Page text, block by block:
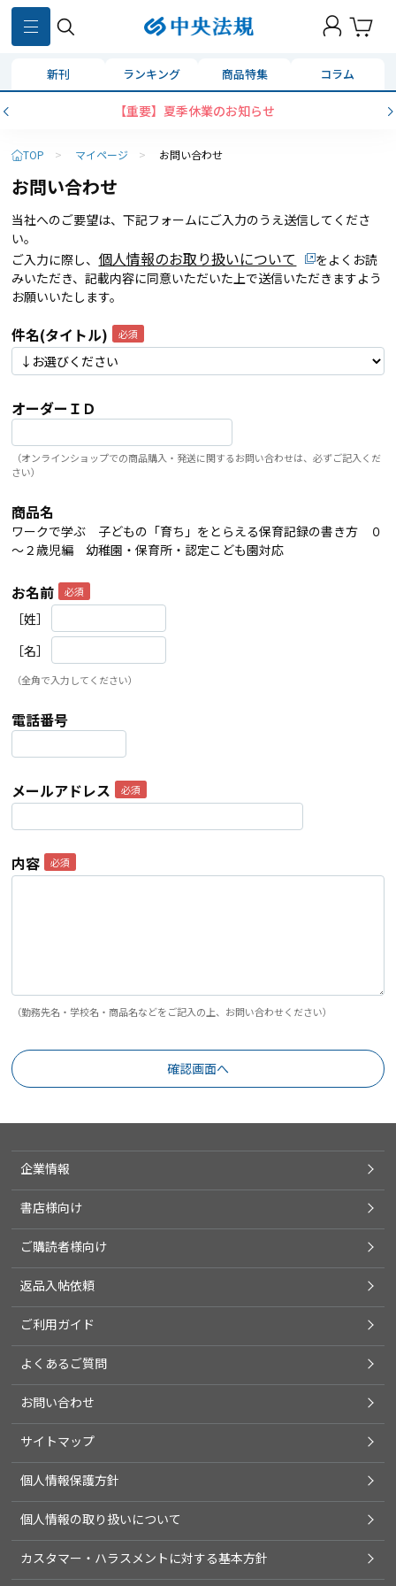
新刊 ランキング 商品特集 コラム
【重要】夏季休業のお知らせ
TOP > マイページ > お問い合わせ
お問い合わせ
当社へのご要望は、下記フォームにご入力のうえ送信してくださ
い。
ご入力に際し、 個人情報のお取り扱いについて
をよくお読
みいただき、記載内容に同意いただいた上で送信いただきますよう
お願いいたします。
件名(タイトル)
オーダーＩＤ
（オンラインショップでの商品購入・発送に関するお問い合わせは、必ずご記入くだ
さい）
商品名
ワークで学ぶ 子どもの「育ち」をとらえる保育記録の書き方 ０
～２歳児編 幼稚園・保育所・認定こども園対応
お名前
［姓］
［名］
（全角で入力してください）
電話番号
メールアドレス
内容
（勤務先名・学校名・商品名などをご記入の上、お問い合わせください）
企業情報
書店様向け
ご購読者様向け
返品入帖依頼
ご利用ガイド
よくあるご質問
お問い合わせ
サイトマップ
個人情報保護方針
個人情報の取り扱いについて
カスタマー・ハラスメントに対する基本方針